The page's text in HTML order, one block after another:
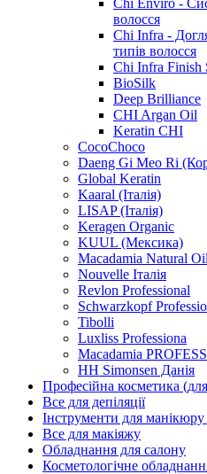
Chi Enviro -
волосся
Chi Infra -
типів волосся
Chi Infra Finish
BioSilk
Deep Brilliance
CHI Argan Oil
Keratin CHI
CocoChoco
Daeng Gi Meo Ri
Global Keratin
Kaaral (Італія)
LISAP (Італія)
Keragen Organic
KUUL (Мексика)
Macadamia Natural
Nouvelle Італія
Revlon Professional
Schwarzkopf
Tibolli
Luxliss Professiona
Macadamia
HH Simonsen Данія
Професійна косметика
Все для депіляції
Інструменти для
Все для макіяжу
Обладнання для салону
Косметологічне